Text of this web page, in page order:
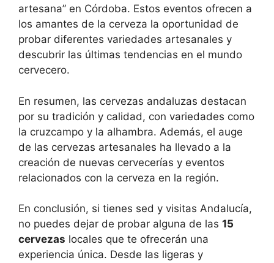
artesana” en Córdoba. Estos eventos ofrecen a
los amantes de la cerveza la oportunidad de
probar diferentes variedades artesanales y
descubrir las últimas tendencias en el mundo
cervecero.
En resumen, las cervezas andaluzas destacan
por su tradición y calidad, con variedades como
la cruzcampo y la alhambra. Además, el auge
de las cervezas artesanales ha llevado a la
creación de nuevas cervecerías y eventos
relacionados con la cerveza en la región.
En conclusión, si tienes sed y visitas Andalucía,
no puedes dejar de probar alguna de las 15
cervezas locales que te ofrecerán una
experiencia única. Desde las ligeras y